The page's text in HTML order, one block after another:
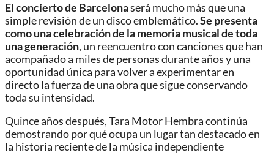
El concierto de Barcelonaserá mucho más que una
simple revisión de un disco emblemático.Se presenta
como una celebración de la memoria musical de toda
una generación, un reencuentro con canciones que han
acompañado a miles de personas durante años y una
oportunidad única para volver a experimentar en
directo la fuerza de una obra que sigue conservando
toda su intensidad.
Quince años después, Tara Motor Hembra continúa
demostrando por qué ocupa un lugar tan destacado en
la historia reciente de la música independiente